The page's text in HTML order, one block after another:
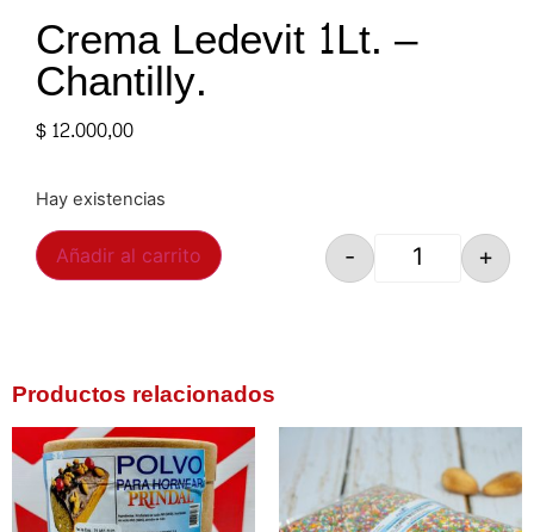
Crema Ledevit 1Lt. –
Chantilly.
$12.000,00
Hay existencias
- +
Añadir al carrito
Productos relacionados